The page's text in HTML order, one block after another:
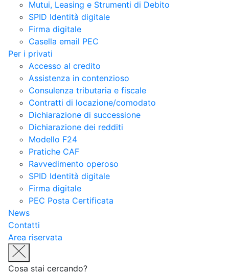
Mutui, Leasing e Strumenti di Debito
SPID Identità digitale
Firma digitale
Casella email PEC
Per i privati
Accesso al credito
Assistenza in contenzioso
Consulenza tributaria e fiscale
Contratti di locazione/comodato
Dichiarazione di successione
Dichiarazione dei redditi
Modello F24
Pratiche CAF
Ravvedimento operoso
SPID Identità digitale
Firma digitale
PEC Posta Certificata
News
Contatti
Area riservata
Cosa stai cercando?